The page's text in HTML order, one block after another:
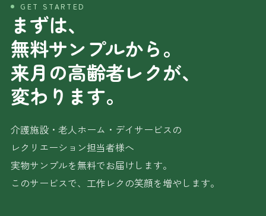
GET STARTED
まずは、
無料サンプルから。
来月の高齢者レクが、
変わります。
介護施設・老人ホーム・デイサービスの
レクリエーション担当者様へ
実物サンプルを無料でお届けします。
このサービスで、工作レクの笑顔を増やします。